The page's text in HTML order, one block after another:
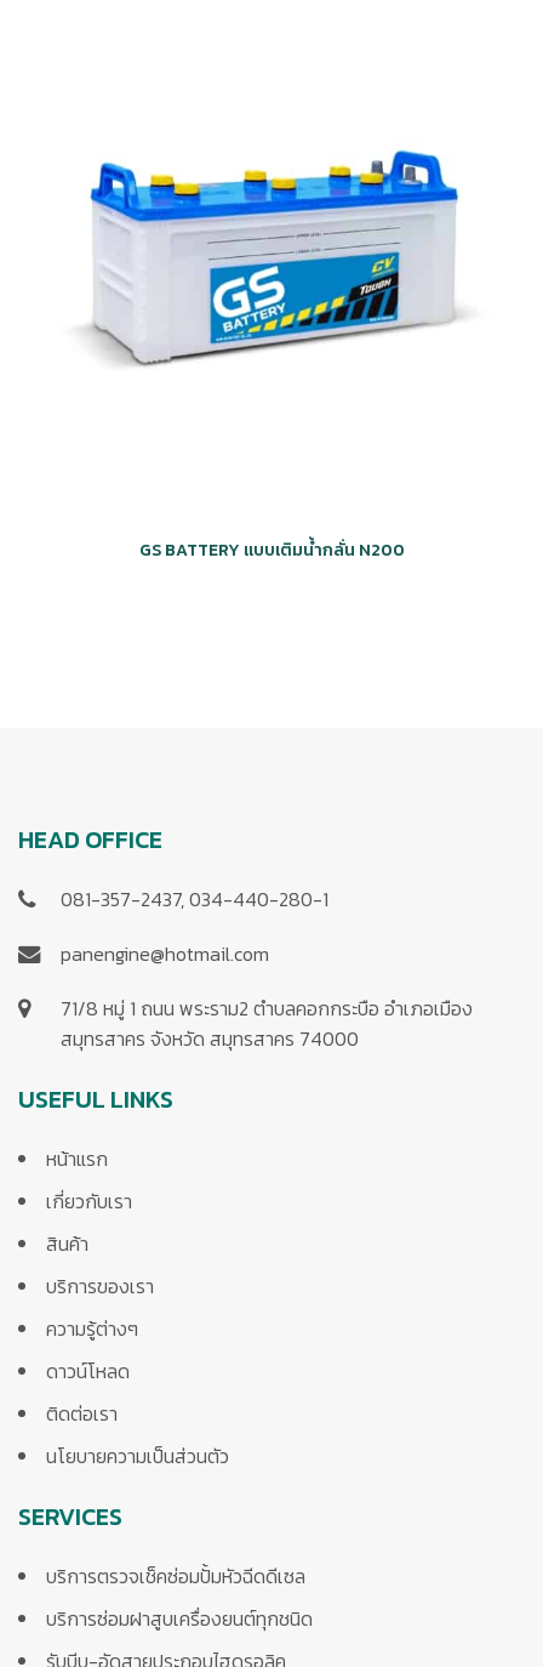
GS BATTERY แบบเติมน้ำกลั่น N200
HEAD OFFICE
081-357-2437, 034-440-280-1
panengine@hotmail.com
71/8 หมู่ 1 ถนน พระราม2 ตำบลคอกกระบือ อำเภอเมือง
สมุทรสาคร จังหวัด สมุทรสาคร 74000
USEFUL LINKS
หน้าแรก
เกี่ยวกับเรา
สินค้า
บริการของเรา
ความรู้ต่างๆ
ดาวน์โหลด
ติดต่อเรา
นโยบายความเป็นส่วนตัว
SERVICES
บริการตรวจเช็คซ่อมปั้มหัวฉีดดีเซล
บริการซ่อมฝาสูบเครื่องยนต์ทุกชนิด
รับบีบ-อัดสายประกอบไฮดรอลิค